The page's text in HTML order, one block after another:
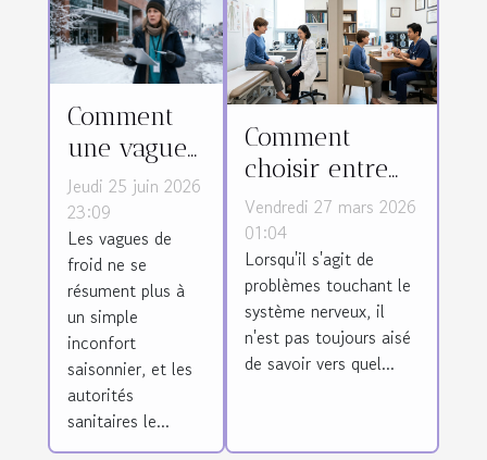
Comment
une vague
de froid
bouscule les
priorités de
santé
publique
Jeudi 25 juin 2026
23:09
Les vagues de
froid ne se
résument plus à
un simple
inconfort
saisonnier, et les
autorités
sanitaires le...
Comment
choisir entre
neurologie et
neurochirurgie
pour votre
traitement ?
Vendredi 27 mars 2026
01:04
Lorsqu'il s'agit de
problèmes touchant le
système nerveux, il
n'est pas toujours aisé
de savoir vers quel...